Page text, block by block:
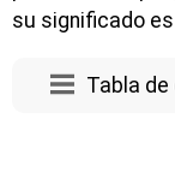
su significado es
Tabla